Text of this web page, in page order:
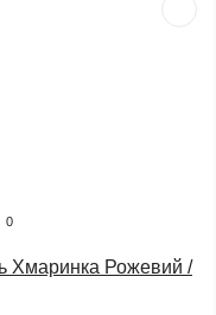
0
Хмаринка Рожевий /